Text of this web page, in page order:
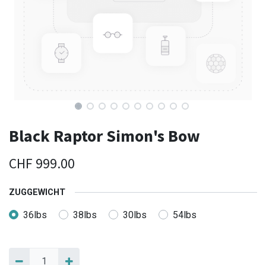
Black Raptor Simon's Bow
CHF 999.00
ZUGGEWICHT
36lbs 38lbs 30lbs 54lbs